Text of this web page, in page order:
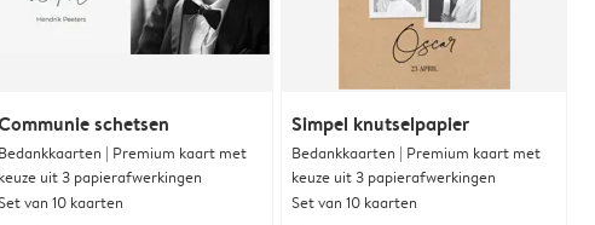
schetsen
Bedankkaarten | Premium kaart met
keuze uit 3 papierafwerkingen
van 10 kaarten
Simpel knutselpapier
Bedankkaarten | Premium kaart met
keuze uit 3 papierafwerkingen
Set van 10 kaarten